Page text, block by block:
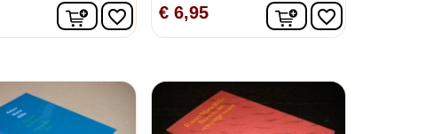
In winkelwagen
favorite_border € 6,95 In winkelwagen
favorite_border